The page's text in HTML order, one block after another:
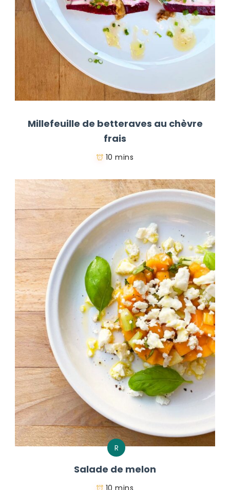
Millefeuille de betteraves au chèvre
frais
10 mins
R
Salade de melon